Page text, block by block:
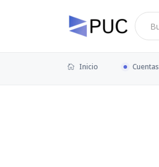
Inicio Cuentas